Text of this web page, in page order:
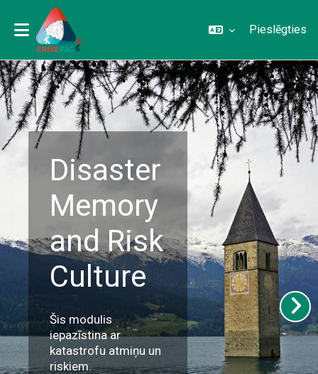
Atvērt galveno saturu
Pieslēgties
Disaster
Memory
and Risk
Culture
Šis modulis
iepazīstina ar
katastrofu atmiņu un
riskiem.